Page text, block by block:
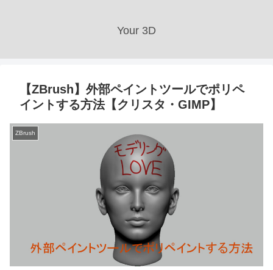
Your 3D
【ZBrush】外部ペイントツールでポリペ
イントする方法【クリスタ・GIMP】
ZBrush